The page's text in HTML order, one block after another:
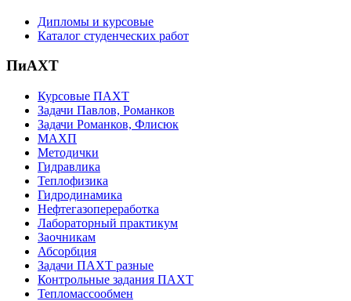
Дипломы и курсовые
Каталог студенческих работ
ПиАХТ
Курсовые ПАХТ
Задачи Павлов, Романков
Задачи Романков, Флисюк
МАХП
Методички
Гидравлика
Теплофизика
Гидродинамика
Нефтегазопереработка
Лабораторный практикум
Заочникам
Абсорбция
Задачи ПАХТ разные
Контрольные задания ПАХТ
Тепломассообмен